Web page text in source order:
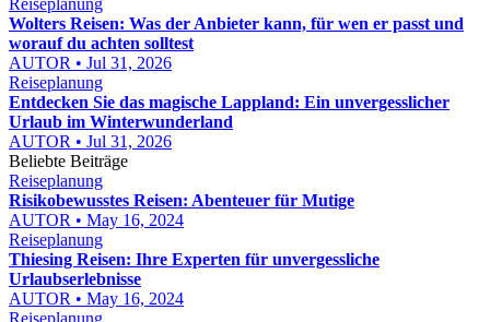
Reiseplanung
Wolters Reisen: Was der Anbieter kann, für wen er passt und
worauf du achten solltest
AUTOR • Jul 31, 2026
Reiseplanung
Entdecken Sie das magische Lappland: Ein unvergesslicher
Urlaub im Winterwunderland
AUTOR • Jul 31, 2026
Beliebte Beiträge
Reiseplanung
Risikobewusstes Reisen: Abenteuer für Mutige
AUTOR • May 16, 2024
Reiseplanung
Thiesing Reisen: Ihre Experten für unvergessliche
Urlaubserlebnisse
AUTOR • May 16, 2024
Reiseplanung